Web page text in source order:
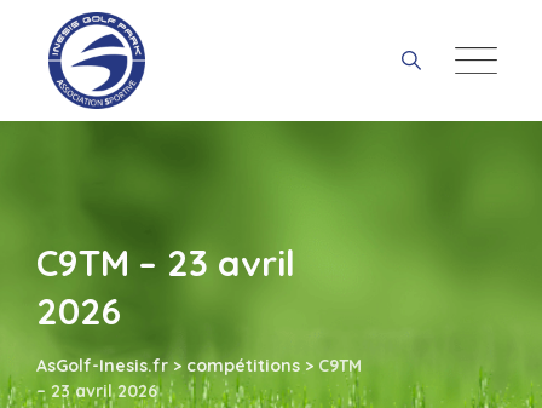
content
C9TM – 23 avril
2026
AsGolf-Inesis.fr> compétitions > C9TM
– 23 avril 2026